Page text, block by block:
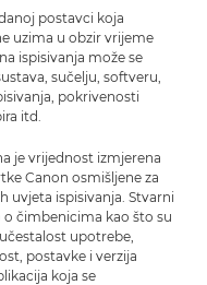
postavci koja
uzima u obzir vrijeme
ispisivanja može se
sučelju, softveru,
pokrivenosti
itd.
je vrijednost izmjerena
Canon osmišljene za
uvjeta ispisivanja. Stvarni
o čimbenicima kao što su
upotrebe,
postavke i verzija
koja se